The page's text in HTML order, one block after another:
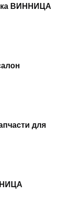
ВИННИЦА
для